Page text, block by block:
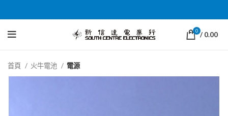
0 / 0.00
首頁 火牛電池 電源